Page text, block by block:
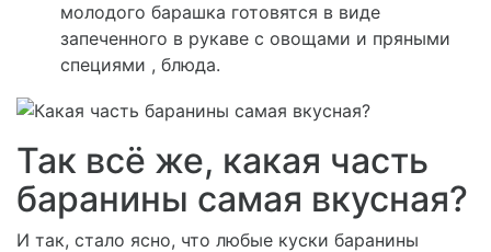
молодого барашка готовятся в виде
запеченного в рукаве с овощами и пряными
специями , блюда.
Так всё же, какая часть
баранины самая вкусная?
И так, стало ясно, что любые куски баранины